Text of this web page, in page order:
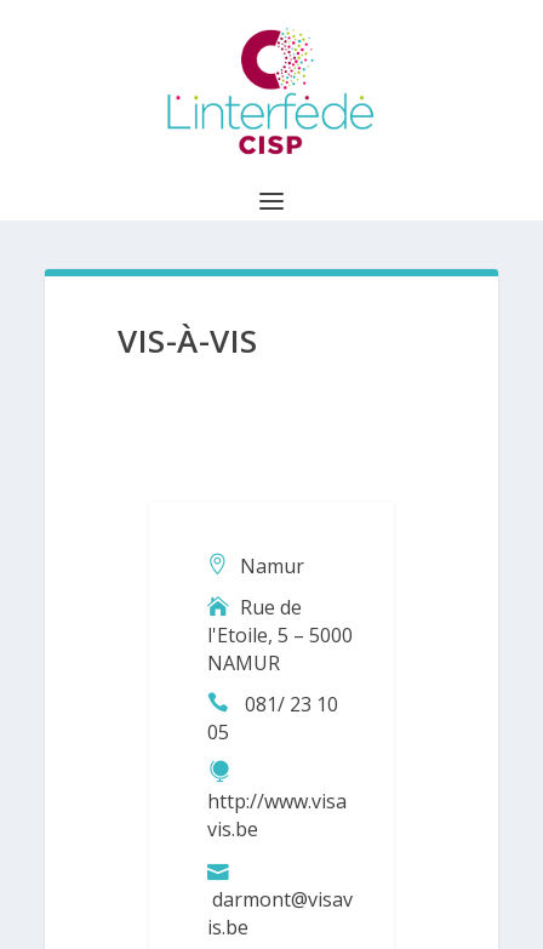
VIS-À-VIS
Namur
Rue de
l'Etoile, 5 – 5000
NAMUR
081/ 23 10
05
http://www.visa
vis.be
darmont@visav
is.be